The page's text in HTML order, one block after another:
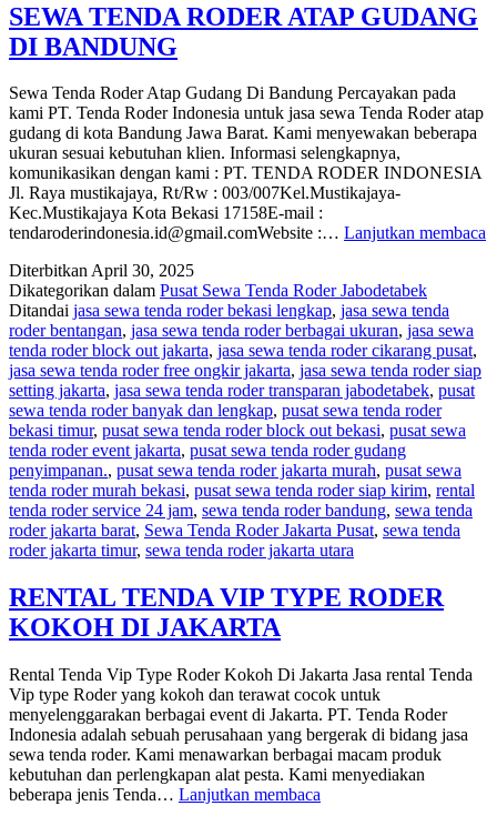
SEWA TENDA RODER ATAP GUDANG
DI BANDUNG
Sewa Tenda Roder Atap Gudang Di Bandung Percayakan pada
kami PT. Tenda Roder Indonesia untuk jasa sewa Tenda Roder atap
gudang di kota Bandung Jawa Barat. Kami menyewakan beberapa
ukuran sesuai kebutuhan klien. Informasi selengkapnya,
komunikasikan dengan kami : PT. TENDA RODER INDONESIA
Jl. Raya mustikajaya, Rt/Rw : 003/007Kel.Mustikajaya-
Kec.Mustikajaya Kota Bekasi 17158E-mail :
tendaroderindonesia.id@gmail.comWebsite :… Lanjutkan membaca
DiterbitkanApril 30, 2025
Dikategorikan dalam Pusat Sewa Tenda Roder Jabodetabek
Ditandai jasa sewa tenda roder bekasi lengkap, jasa sewa tenda
roder bentangan, jasa sewa tenda roder berbagai ukuran, jasa sewa
tenda roder block out jakarta, jasa sewa tenda roder cikarang pusat,
jasa sewa tenda roder free ongkir jakarta, jasa sewa tenda roder siap
setting jakarta, jasa sewa tenda roder transparan jabodetabek, pusat
sewa tenda roder banyak dan lengkap, pusat sewa tenda roder
bekasi timur, pusat sewa tenda roder block out bekasi, pusat sewa
tenda roder event jakarta, pusat sewa tenda roder gudang
penyimpanan., pusat sewa tenda roder jakarta murah, pusat sewa
tenda roder murah bekasi, pusat sewa tenda roder siap kirim, rental
tenda roder service 24 jam, sewa tenda roder bandung, sewa tenda
roder jakarta barat, Sewa Tenda Roder Jakarta Pusat, sewa tenda
roder jakarta timur, sewa tenda roder jakarta utara
RENTAL TENDA VIP TYPE RODER
KOKOH DI JAKARTA
Rental Tenda Vip Type Roder Kokoh Di Jakarta Jasa rental Tenda
Vip type Roder yang kokoh dan terawat cocok untuk
menyelenggarakan berbagai event di Jakarta. PT. Tenda Roder
Indonesia adalah sebuah perusahaan yang bergerak di bidang jasa
sewa tenda roder. Kami menawarkan berbagai macam produk
kebutuhan dan perlengkapan alat pesta. Kami menyediakan
beberapa jenis Tenda… Lanjutkan membaca